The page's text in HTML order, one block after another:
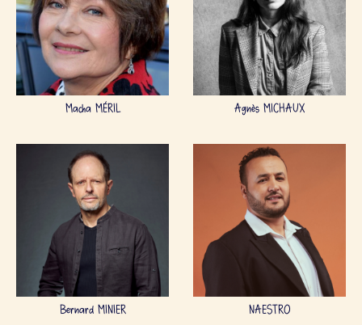
Macha MÉRIL Agnès MICHAUX
Bernard MINIER NAESTRO